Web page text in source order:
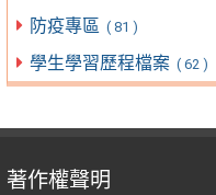
防疫專區 ( 81 )
學生學習歷程檔案 ( 62 )
著作權聲明